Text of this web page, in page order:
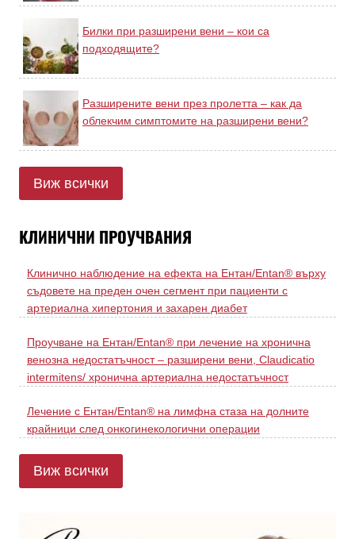
Билки при разширени вени – кои са
подходящите?
Разширените вени през пролетта – как да
облекчим симптомите на разширени вени?
Виж всички
КЛИНИЧНИ ПРОУЧВАНИЯ
Клинично наблюдение на ефекта на Ентан/Entan® върху
съдовете на преден очен сегмент при пациенти с
артериална хипертония и захарен диабет
Проучване на Ентан/Entan® при лечение на хронична
венозна недостатъчност – разширени вени, Claudicatio
intermitens/ хронична артериална недостатъчност
Лечение с Ентан/Entan® на лимфна стаза на долните
крайници след онкогинекологични операции
Виж всички